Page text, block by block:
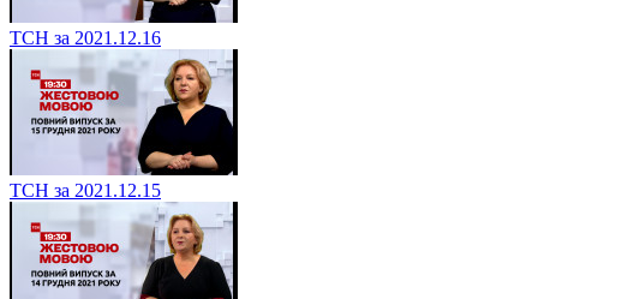
ТСН за 2021.12.16
ТСН за 2021.12.15